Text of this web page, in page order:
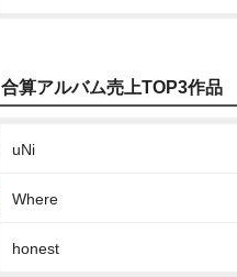
合算アルバム売上TOP3作品
uNi
Where
honest